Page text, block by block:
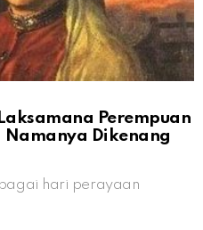
Perempuan
Namanya Dikenang
hari perayaan